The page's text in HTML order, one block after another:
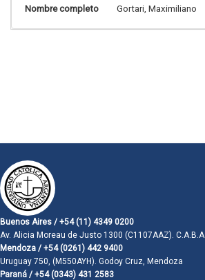
Nombre completo Gortari, Maximiliano
Buenos Aires / +54 (11) 4349 0200
Av. Alicia Moreau de Justo 1300 (C1107AAZ). C.A.B.A.
Mendoza / +54 (0261) 442 9400
Uruguay 750, (M550AYH). Godoy Cruz, Mendoza
Paraná / +54 (0343) 431 2583